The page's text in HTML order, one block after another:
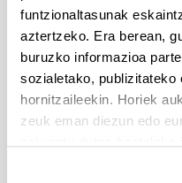
funtzionaltasunak
aztertzeko. Era berean,
buruzko informazioa
sozialetako, publizitateko
hornitzaileekin. Horiek
zeuk eman diezun edo
2026/03/25. Onartutako eta
behineko zerrendako
Onartuak izan diren eta
eskaeren behin-behineko
epea: 2026/03/24tik 2026/
Zientzia, Teknologia eta
sustatzeko laguntzen
Aurkezteko epea zabalik:
Dokumentazioa